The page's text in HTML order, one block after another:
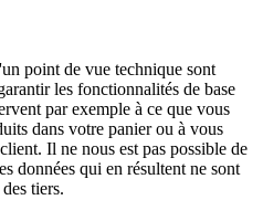
point de vue technique sont
les fonctionnalités de base
par exemple à ce que vous
dans votre panier ou à vous
Il ne nous est pas possible de
données qui en résultent ne sont
tiers.